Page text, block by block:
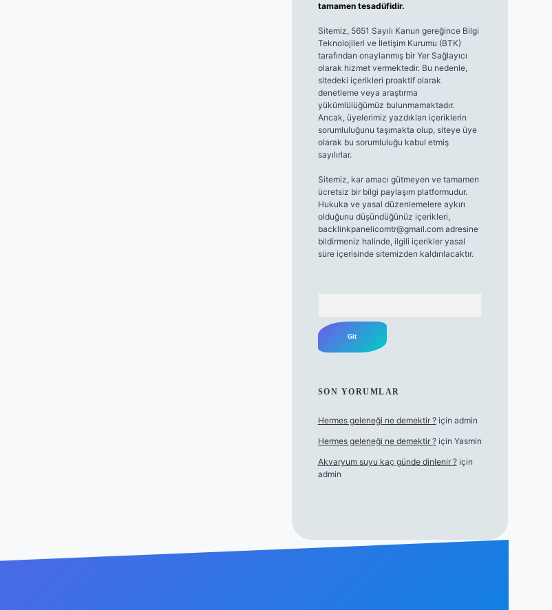
tamamen tesadüfidir.
Sitemiz, 5651 Sayılı Kanun gereğince Bilgi
Teknolojileri ve İletişim Kurumu (BTK)
tarafından onaylanmış bir Yer Sağlayıcı
olarak hizmet vermektedir. Bu nedenle,
sitedeki içerikleri proaktif olarak
denetleme veya araştırma
yükümlülüğümüz bulunmamaktadır.
Ancak, üyelerimiz yazdıkları içeriklerin
sorumluluğunu taşımakta olup, siteye üye
olarak bu sorumluluğu kabul etmiş
sayılırlar.
Sitemiz, kar amacı gütmeyen ve tamamen
ücretsiz bir bilgi paylaşım platformudur.
Hukuka ve yasal düzenlemelere aykırı
olduğunu düşündüğünüz içerikleri,
backlinkpanelicomtr@gmail.comadresine
bildirmeniz halinde, ilgili içerikler yasal
süre içerisinde sitemizden kaldırılacaktır.
SON YORUMLAR
Hermes geleneği ne demektir ?için admin
Hermes geleneği ne demektir ?için Yasmin
Akvaryum suyu kaç günde dinlenir ?için
admin